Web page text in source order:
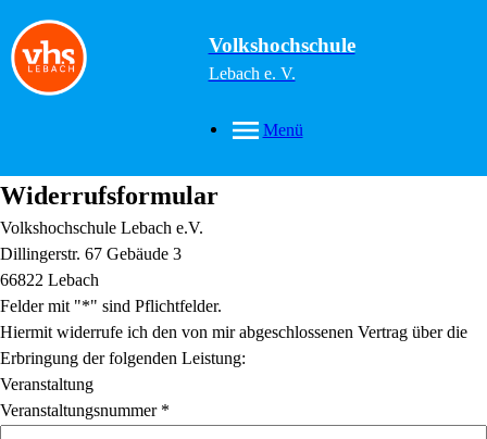
Volkshochschule
Lebach e. V.
Menü
Widerrufsformular
Volkshochschule Lebach e.V.
Dillingerstr. 67 Gebäude 3
66822 Lebach
Felder mit "*" sind Pflichtfelder.
Hiermit widerrufe ich den von mir abgeschlossenen Vertrag über die
Erbringung der folgenden Leistung:
Veranstaltung
Veranstaltungsnummer*